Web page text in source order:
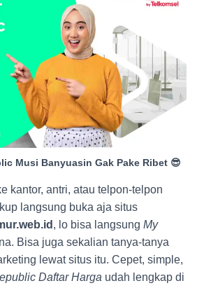
Musi Banyuasin Gak Pake Ribet 😎
kantor, antri, atau telpon-telpon
langsung buka aja situs
, lo bisa langsung My
Bisa juga sekalian tanya-tanya
lewat situs itu. Cepet, simple,
Daftar Harga udah lengkap di